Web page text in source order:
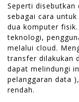
Seperti disebutkan
sebagai cara
dua komputer
teknologi,
melalui cloud.
transfer dilakukan
dapat melindungi
pelanggaran data
rendah.